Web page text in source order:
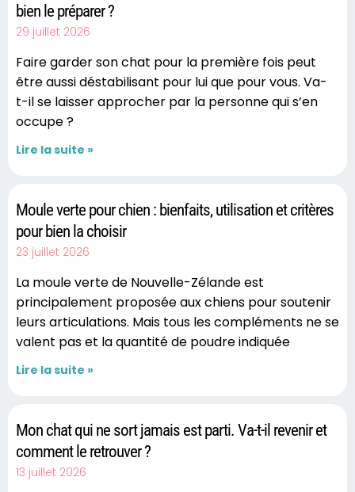
bien le préparer ?
29 juillet 2026
Faire garder son chat pour la première fois peut
être aussi déstabilisant pour lui que pour vous. Va-
t-il se laisser approcher par la personne qui s’en
occupe ?
Lire la suite »
Moule verte pour chien : bienfaits, utilisation et critères
pour bien la choisir
23 juillet 2026
La moule verte de Nouvelle-Zélande est
principalement proposée aux chiens pour soutenir
leurs articulations. Mais tous les compléments ne se
valent pas et la quantité de poudre indiquée
Lire la suite »
Mon chat qui ne sort jamais est parti. Va-t-il revenir et
comment le retrouver ?
13 juillet 2026